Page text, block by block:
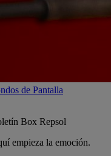
de Pantalla
Box Repsol
empieza la emoción.